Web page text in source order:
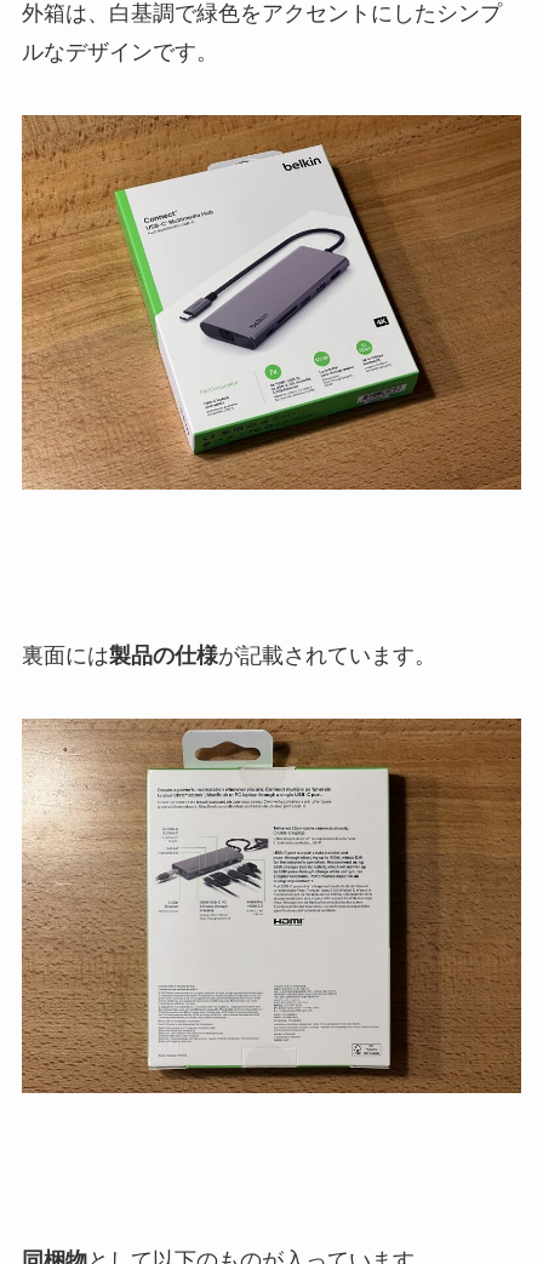
外箱は、白基調で緑色をアクセントにしたシンプ
ルなデザインです。
裏面には製品の仕様が記載されています。